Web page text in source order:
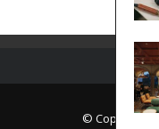
© Copyright